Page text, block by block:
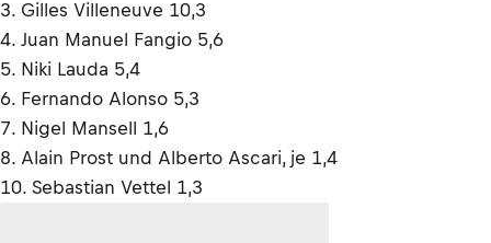
3. Gilles Villeneuve 10,3
4. Juan Manuel Fangio 5,6
5. Niki Lauda 5,4
6. Fernando Alonso 5,3
7. Nigel Mansell 1,6
8. Alain Prost und Alberto Ascari, je 1,4
10. Sebastian Vettel 1,3